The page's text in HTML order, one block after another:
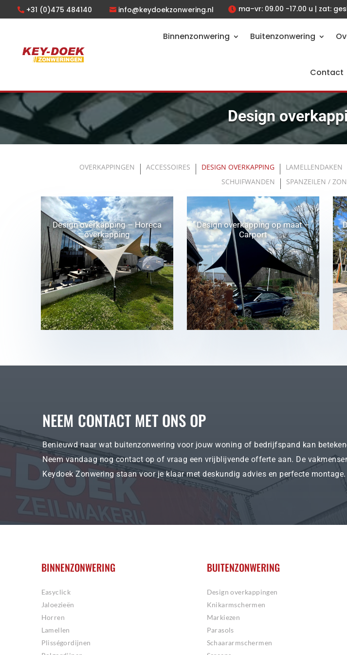
+31 (0)475 484140 info@keydoekzonwering.nl  ma–vr: 09.00 -17.00 u | zat:
Binnenzonwering Buitenzonwering
Contact
Design
OVERKAPPINGEN ACCESSOIRES DESIGN OVERKAPPING LAMELLENDAKEN
SCHUIFWANDEN
SPANZEILEN /
Design overkapping – Horeca
overkapping
Design overkapping op maat –
Carport
NEEM CONTACT MET ONS OP
Benieuwd naar wat buitenzonwering voor jouw woning of bedrijfspand kan
Neem vandaag nog contact op of vraag een vrijblijvende offerte aan. De
Keydoek Zonwering staan voor je klaar met deskundig advies en perfecte montage.
BINNENZONWERING
Easyclick
Jaloezieën
Horren
Lamellen
Plisségordijnen
BUITENZONWERING
Design overkappingen
Knikarmschermen
Markiezen
Parasols
Schaararmschermen